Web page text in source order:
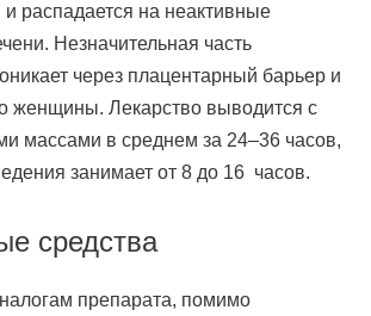
распадается на неактивные
Незначительная часть
через плацентарный барьер и
женщины. Лекарство выводится с
массами в среднем за 24–36 часов,
занимает от 8 до 16 часов.
средства
препарата, помимо